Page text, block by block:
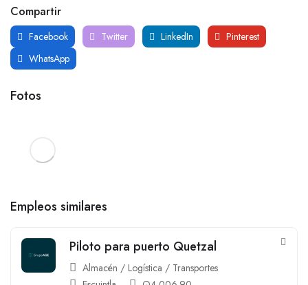
Compartir
Facebook Twitter LinkedIn
Pinterest
WhatsApp
Fotos
Empleos similares
Piloto para puerto Quetzal
Almacén / Logística / Transportes